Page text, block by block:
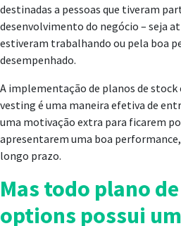
destinadas a pessoas que tiveram
desenvolvimento do negócio – seja
estiveram trabalhando ou pela boa
desempenhado.
A implementação de planos de
vesting é uma maneira efetiva de
uma motivação extra para ficarem
apresentarem uma boa
longo prazo.
Mas todo plano
options possui